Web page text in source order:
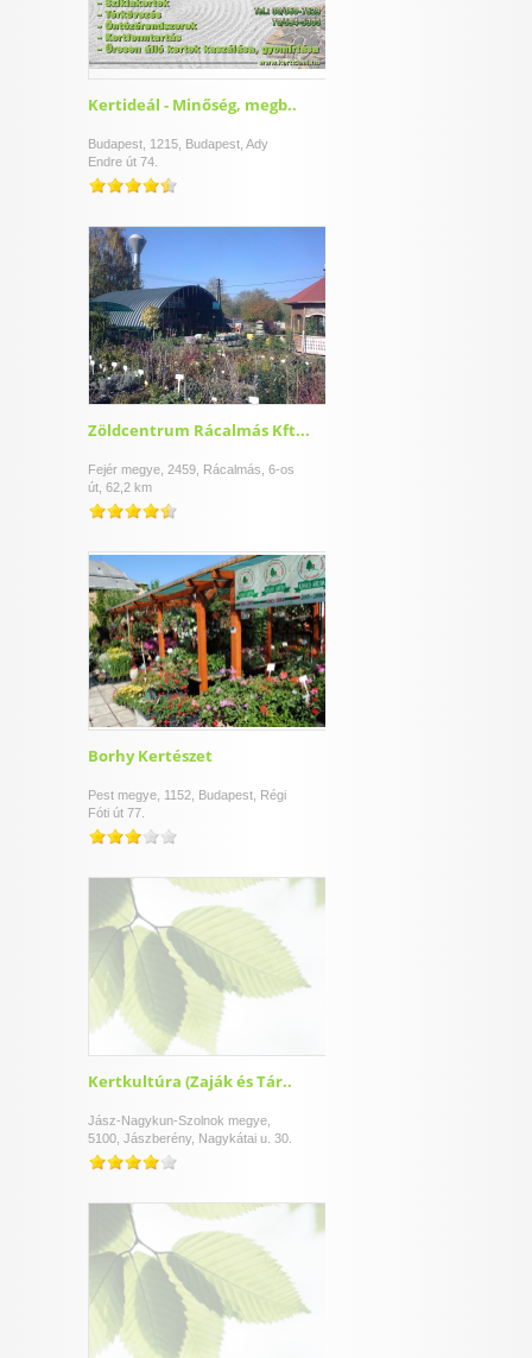
CONFIRM
Data Deletion
Kertideál - Minőség, megb..
Budapest, 1215, Budapest, Ady
Endre út 74.
Zöldcentrum Rácalmás Kft...
Fejér megye, 2459, Rácalmás, 6-os
út, 62,2 km
Borhy Kertészet
Pest megye, 1152, Budapest, Régi
Fóti út 77.
Kertkultúra (Zaják és Tár..
Jász-Nagykun-Szolnok megye,
5100, Jászberény, Nagykátai u. 30.